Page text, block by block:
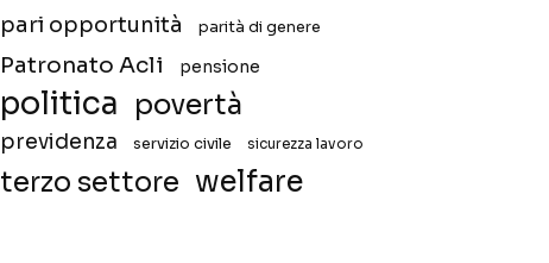
pari opportunità parità di genere
Patronato Acli pensione
politica povertà
previdenza servizio civile sicurezza lavoro
terzo settore welfare